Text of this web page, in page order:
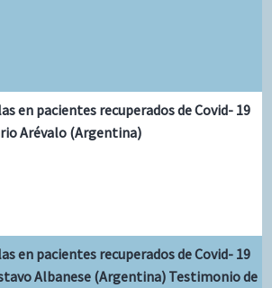
en pacientes recuperados de Covid- 19
Arévalo (Argentina)
en pacientes recuperados de Covid- 19
Albanese (Argentina) Testimonio de